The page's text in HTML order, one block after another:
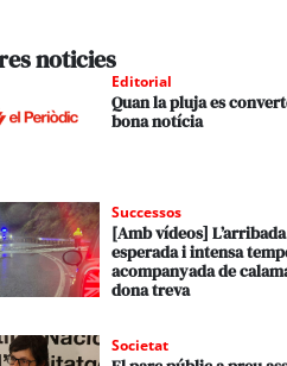
noticies
Editorial
Quan la pluja es
bona notícia
Successos
[Amb vídeos]
esperada i intensa
acompanyada de
dona treva
Societat